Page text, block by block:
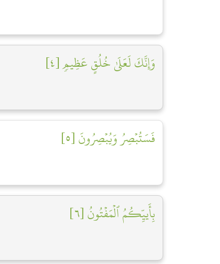
وَإِنَّكَ لَعَلَىٰ خُلُقٍ عَظِيمٖ [٤]
فَسَتُبۡصِرُ وَيُبۡصِرُونَ [٥]
بِأَييِّكُمُ ٱلۡمَفۡتُونُ [٦]